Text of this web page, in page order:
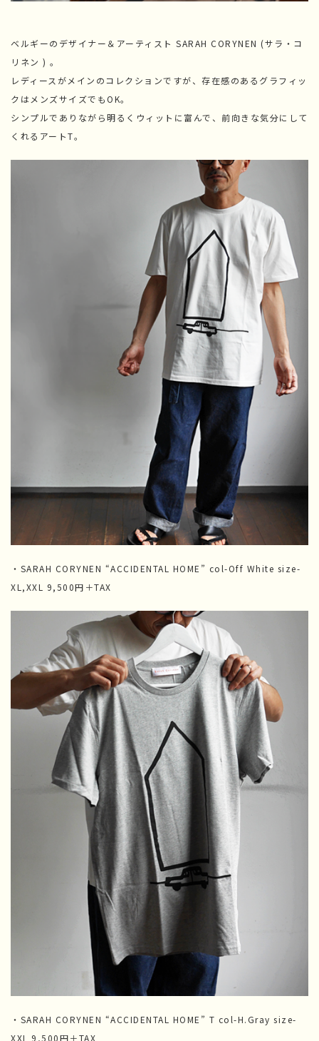
ベルギーのデザイナー＆アーティスト SARAH CORYNEN (サラ・コ
リネン ) 。
レディースがメインのコレクションですが、存在感のあるグラフィッ
クはメンズサイズでもOK。
シンプルでありながら明るくウィットに富んで、前向きな気分にして
くれるアートT。
・SARAH CORYNEN “ACCIDENTAL HOME” col-Off White size-
XL,XXL 9,500円＋TAX
・SARAH CORYNEN “ACCIDENTAL HOME” T col-H.Gray size-
XXL 9,500円＋TAX